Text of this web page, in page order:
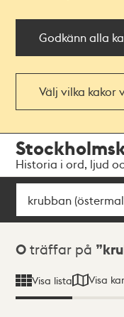
Godkänn alla
Välj vilka kakor
navigationen
huvudinnehållet
Historia i ord, ljud
Sök
Sökresultat
0 träffar på
Visa lista Visa